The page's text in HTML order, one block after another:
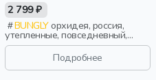
2 799 ₽
BUNGLYорхидея, россия,
утепленные, повседневный,
девочки, малыши, дошкольники,
Подробнее